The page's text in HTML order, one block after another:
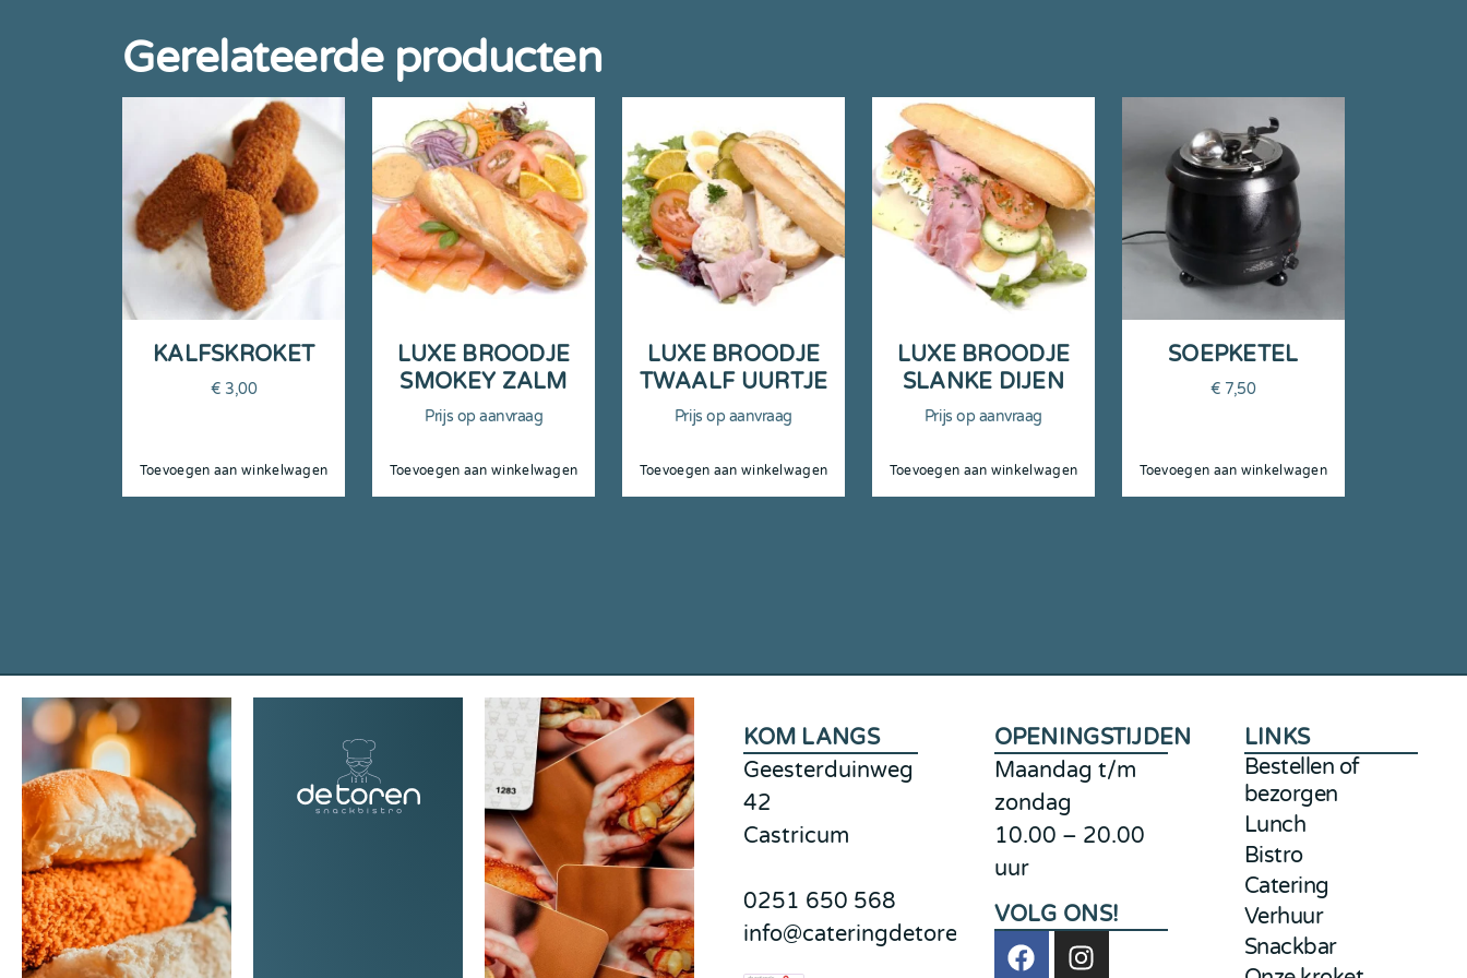
Gerelateerde producten
KALFSKROKET
€ 3,00
Toevoegen aan winkelwagen
LUXE BROODJE
SMOKEY ZALM
Prijs op aanvraag
Toevoegen aan winkelwagen
LUXE BROODJE
TWAALF UURTJE
Prijs op aanvraag
Toevoegen aan winkelwagen
LUXE BROODJE
SLANKE DIJEN
Prijs op aanvraag
Toevoegen aan winkelwagen
SOEPKETEL
€ 7,50
Toevoegen aan winkelwagen
KOM LANGS
Geesterduinweg
42
Castricum
0251 650 568
info@cateringdetoren.nl
OPENINGSTIJDEN
Maandag t/m
zondag
10.00 – 20.00
uur
VOLG ONS!
LINKS
Bestellen of
bezorgen
Lunch
Bistro
Catering
Verhuur
Snackbar